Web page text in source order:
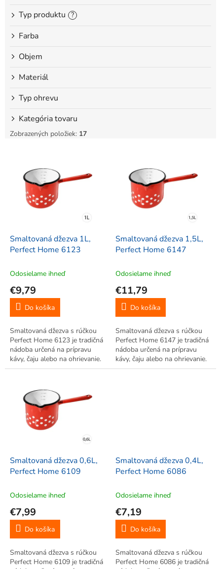
Typ produktu
?
Farba
Objem
Materiál
Typ ohrevu
Kategória tovaru
Zobrazených položiek: 17
dSmaltovaná džezva 1L,
Perfect Home 6123
Odosielame ihneď
€9,79
Do košíka
Smaltovaná džezva s rúčkou
Perfect Home 6123 je tradičná
nádoba určená na prípravu
kávy, čaju alebo na ohrievanie.
S objemom 1000ml.
Smaltovaná džezva 1,5L,
Perfect Home 6147
Odosielame ihneď
€11,79
Do košíka
Smaltovaná džezva s rúčkou
Perfect Home 6147 je tradičná
nádoba určená na prípravu
kávy, čaju alebo na ohrievanie.
S objemom 1500ml.
Smaltovaná džezva 0,6L,
Perfect Home 6109
Odosielame ihneď
€7,99
Do košíka
Smaltovaná džezva s rúčkou
Perfect Home 6109 je tradičná
Smaltovaná džezva 0,4L,
Perfect Home 6086
Odosielame ihneď
€7,19
Do košíka
Smaltovaná džezva s rúčkou
Perfect Home 6086 je tradičná